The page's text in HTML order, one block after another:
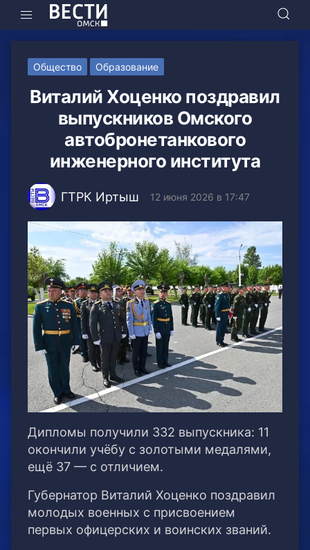
Общество Образование
Виталий Хоценко поздравил
выпускников Омского
автобронетанкового
инженерного института
ГТРК Иртыш 12 июня 2026 в 17:47
Дипломы получили 332 выпускника: 11
окончили учёбу с золотыми медалями,
ещё 37 — с отличием.
Губернатор Виталий Хоценко поздравил
молодых военных с присвоением
первых офицерских и воинских званий.